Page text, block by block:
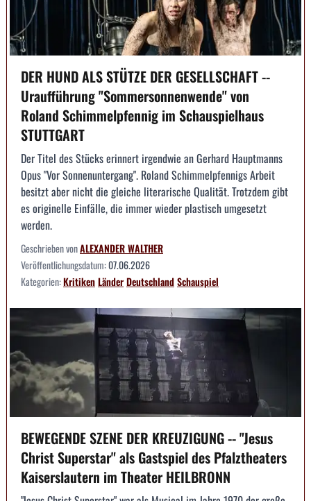
DER HUND ALS STÜTZE DER GESELLSCHAFT --
Uraufführung "Sommersonnenwende" von
Roland Schimmelpfennig im Schauspielhaus
STUTTGART
Der Titel des Stücks erinnert irgendwie an Gerhard Hauptmanns
Opus "Vor Sonnenuntergang". Roland Schimmelpfennigs Arbeit
besitzt aber nicht die gleiche literarische Qualität. Trotzdem gibt
es originelle Einfälle, die immer wieder plastisch umgesetzt
werden.
Geschrieben vonALEXANDER WALTHER
Veröffentlichungsdatum:07.06.2026
Kategorien:KritikenLänderDeutschlandSchauspiel
BEWEGENDE SZENE DER KREUZIGUNG -- "Jesus
Christ Superstar" als Gastspiel des Pfalztheaters
Kaiserslautern im Theater HEILBRONN